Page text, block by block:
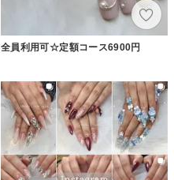
全員利用可☆定額コース6900円